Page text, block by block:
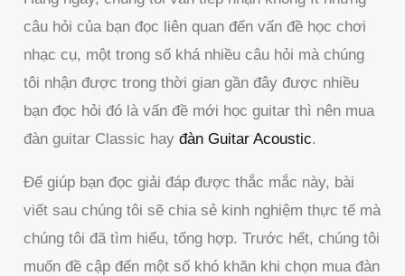
câu hỏi của bạn đọc liên quan đến vấn đề học chơi
nhạc cụ, một trong số khá nhiều câu hỏi mà chúng
tôi nhận được trong thời gian gần đây được nhiều
bạn đọc hỏi đó là vấn đề mới học guitar thì nên mua
đàn guitar Classic hayđàn Guitar Acoustic.
Để giúp bạn đọc giải đáp được thắc mắc này, bài
viết sau chúng tôi sẽ chia sẻ kinh nghiệm thực tế mà
chúng tôi đã tìm hiểu, tổng hợp. Trước hết, chúng tôi
muốn đề cập đến một số khó khăn khi chọn mua đàn